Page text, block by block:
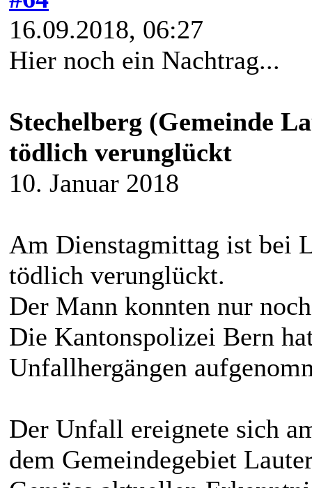
16.09.2018, 06:27
Hier noch ein Nachtrag...
Stechelberg (Gemeinde
tödlich verunglückt
10. Januar 2018
Am Dienstagmittag ist bei
tödlich verunglückt.
Der Mann konnten nur
Die Kantonspolizei Bern
Unfallhergängen
Der Unfall ereignete sich
dem Gemeindegebiet